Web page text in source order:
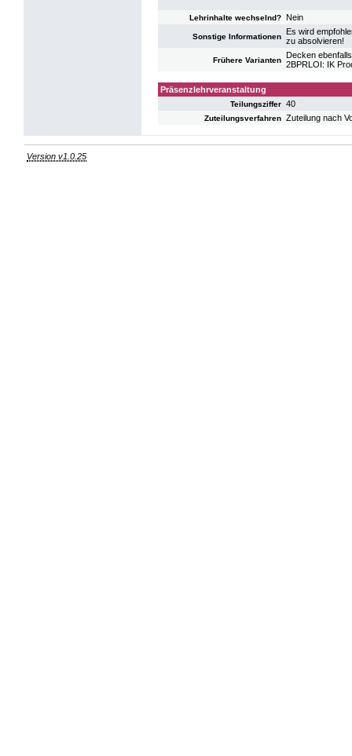
Lehrinhalte wechselnd? Nein
Sonstige Informationen
Es wird
zu absolvieren!
Frühere Varianten
Decken
2BPRLOI: IK
Präsenzlehrveranstaltung
Teilungsziffer 40
Zuteilungsverfahren Zuteilung nach
Version v1.0.25